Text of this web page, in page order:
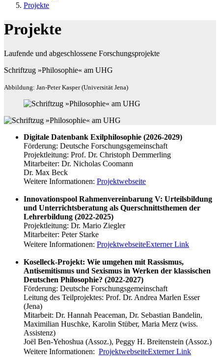
Projekte
Projekte
Laufende und abgeschlossene Forschungsprojekte
Schriftzug »Philosophie« am UHG
Abbildung: Jan-Peter Kasper (Universität Jena)
Digitale Datenbank Exilphilosophie (2026-2029)
Förderung: Deutsche Forschungsgemeinschaft
Projektleitung: Prof. Dr. Christoph Demmerling
Mitarbeiter: Dr. Nicholas Coomann
Dr. Max Beck
Weitere Informationen: Projektwebseite
Innovationspool Rahmenvereinbarung V: Urteilsbildung
und Unterrichtsberatung als Querschnittsthemen der
Lehrerbildung (2022-2025)
Projektleitung: Dr. Mario Ziegler
Mitarbeiter: Peter Starke
Weitere Informationen: ProjektwebseiteExterner Link
Koselleck-Projekt: Wie umgehen mit Rassismus,
Antisemitismus und Sexismus in Werken der klassischen
Deutschen Philosophie? (2022-2027)
Förderung: Deutsche Forschungsgemeinschaft
Leitung des Teilprojektes: Prof. Dr. Andrea Marlen Esser
(Jena)
Mitarbeit: Dr. Hannah Peaceman, Dr. Sebastian Bandelin,
Maximilian Huschke, Karolin Stüber, Maria Merz (wiss.
Assistenz)
Joël Ben-Yehoshua (Assoz.), Peggy H. Breitenstein (Assoz.)
Weitere Informationen: ProjektwebseiteExterner Link